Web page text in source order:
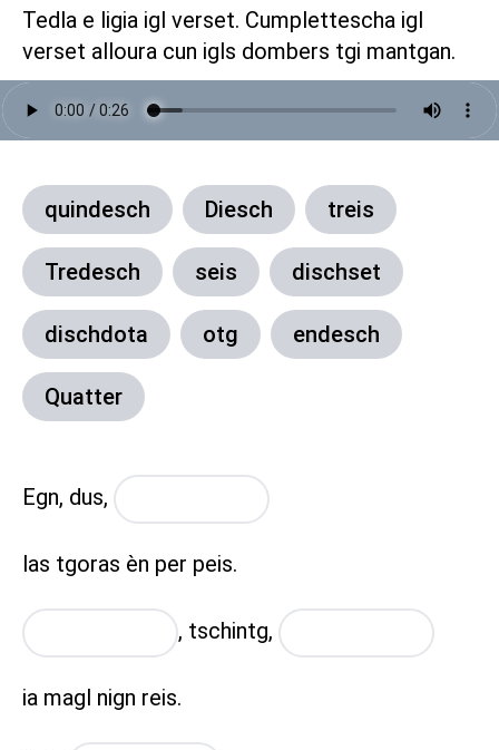
Tedla e ligia igl verset. Cumplettescha igl
verset alloura cun igls dombers tgi mantgan.
quindesch Diesch treis
Tredesch seis dischset
dischdota otg endesch
Quatter
Egn, dus,
las tgoras èn per peis.
, tschintg,
ia magl nign reis.